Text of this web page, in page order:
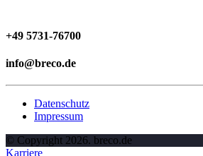
+49 5731-76700
info@breco.de
Datenschutz
Impressum
© Copyright 2026. breco.de
Karriere